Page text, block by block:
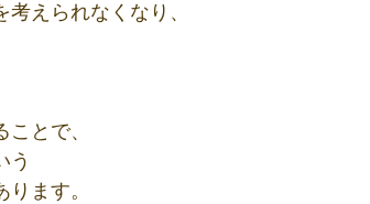
えられなくなり、
とで、
う
ます。